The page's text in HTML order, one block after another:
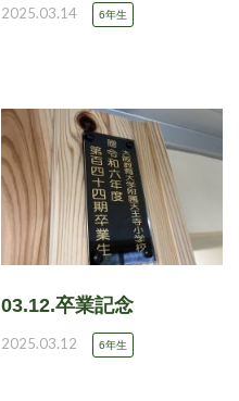
2025.03.14 6年生
03.12.卒業記念
2025.03.12 6年生